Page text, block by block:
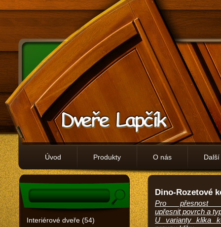
Úvod Produkty O nás
Interiérové dveře (54)
Dino-Rozetové
Pro přesnost
upřesnit povrch a
U varianty klika